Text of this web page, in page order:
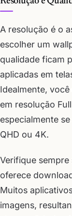
A resolução é o
escolher um
qualidade ficam
aplicadas em
Idealmente,
em resolução
especialmente
QHD ou 4K.
Verifique
oferece
Muitos
imagens,